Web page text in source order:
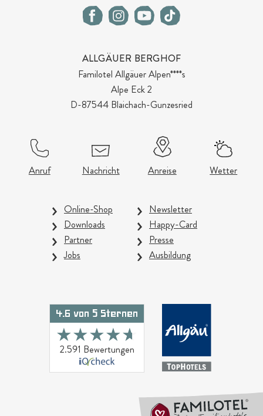
ALLGÄUER BERGHOF
Familotel Allgäuer Alpen****s
Alpe Eck 2
D-87544 Blaichach-Gunzesried
Anruf Nachricht Anreise Wetter
Online-Shop
Newsletter
Downloads
Happy-Card
Partner
Presse
Jobs
Ausbildung
4.6 von 5 Sternen
★★★★★
★★★★★
2.591 Bewertungen